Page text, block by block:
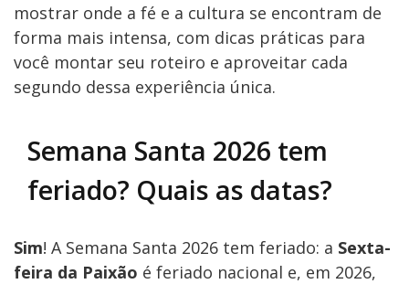
mostrar onde a fé e a cultura se encontram de
forma mais intensa, com dicas práticas para
você montar seu roteiro e aproveitar cada
segundo dessa experiência única.
Semana Santa 2026 tem
feriado? Quais as datas?
Sim! A Semana Santa 2026 tem feriado: a Sexta-
feira da Paixão é feriado nacional e, em 2026,